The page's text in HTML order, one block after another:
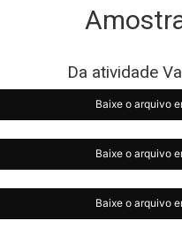
Da atividade
Baixe o arquivo
Baixe o arquivo
Baixe o arquivo